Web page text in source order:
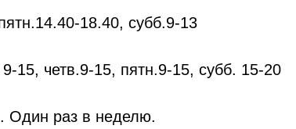
18.40, субб.9-13
15, четв.9-15, пятн.9-15, субб. 15-20
Один раз в неделю.